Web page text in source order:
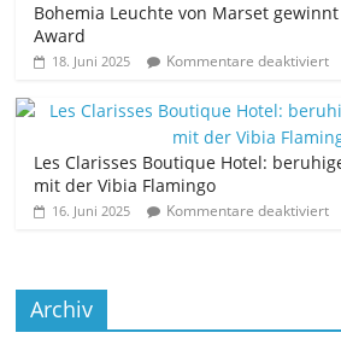
Bohemia Leuchte von Marset
Award
18. Juni 2025 Kommentare deaktiviert
Les Clarisses Boutique Hotel:
mit der Vibia Flamingo
16. Juni 2025 Kommentare deaktiviert
Archiv